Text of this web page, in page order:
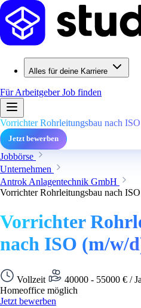
Alles für deine Karriere
Für ArbeitgeberJob finden
Vorrichter Rohrleitungsbau nach
Jetzt bewerben
Jobbörse
Unternehmen
Antrok Anlagentechnik GmbH
Vorrichter Rohrleitungsbau nach
Vorrichter
nach ISO (m/w/
Vollzeit 40000 - 55000 € /
Homeoffice möglich
Jetzt bewerben